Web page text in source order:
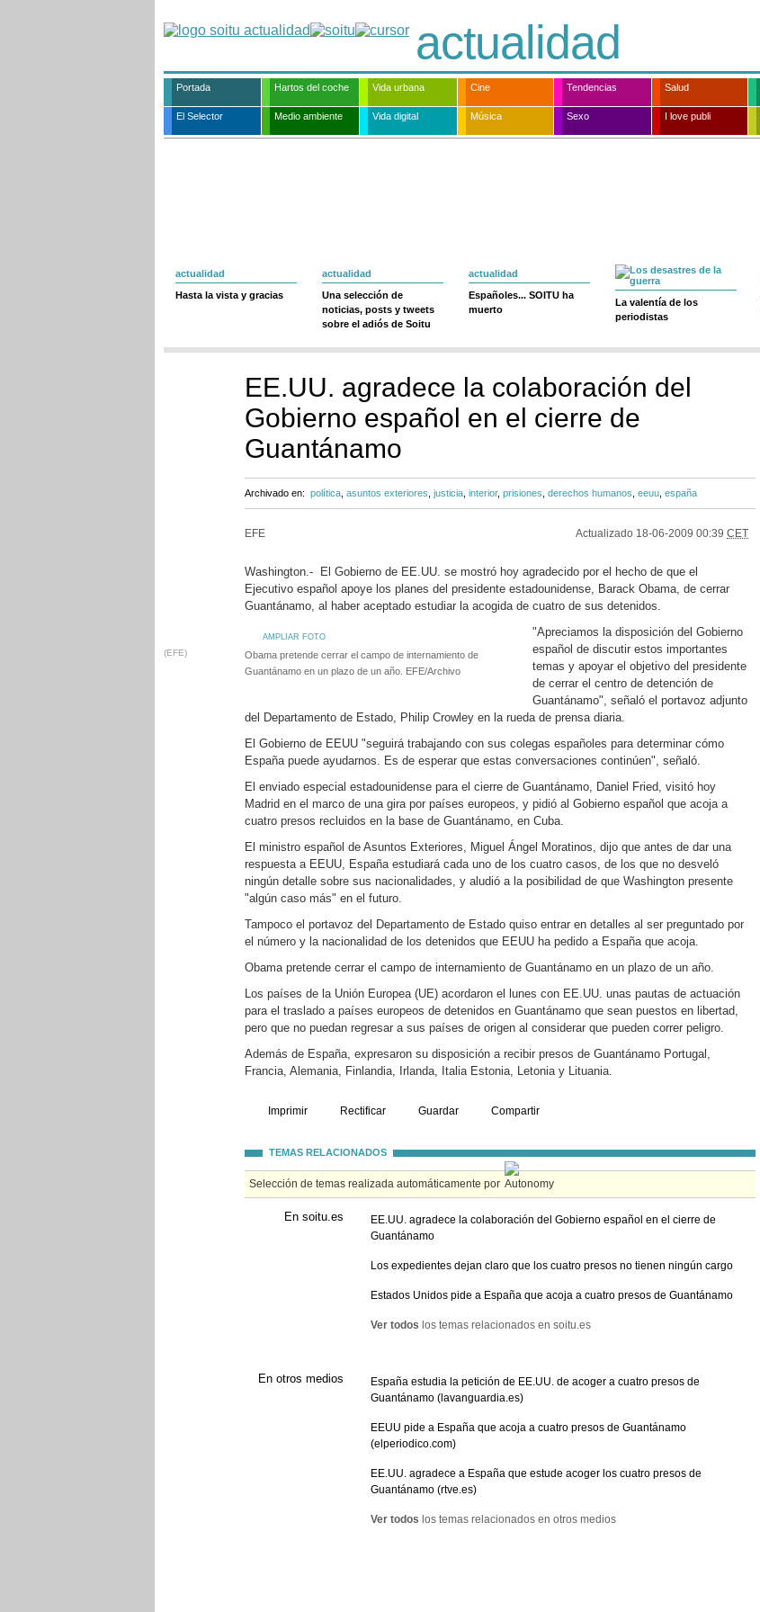
actualidad
Portada Hartos del coche Vida urbana Cine Tendencias Salud
El Selector Medio ambiente Vida digital Música Sexo I love publi
actualidad
Hasta la vista y gracias
actualidad
Una selección de
noticias, posts y tweets
sobre el adiós de Soitu
actualidad
Españoles... SOITU ha
muerto
La valentía de los
periodistas
EE.UU. agradece la colaboración del
Gobierno español en el cierre de
Guantánamo
Archivado en: política asuntos exteriores justicia interior, prisiones derechos humanos eeuu españa
EFE Actualizado 18-06-2009 00:39 CET
Washington.- El Gobierno de EE.UU. se mostró hoy agradecido por el hecho de que el
Ejecutivo español apoye los planes del presidente estadounidense, Barack Obama, de cerrar
Guantánamo, al haber aceptado estudiar la acogida de cuatro de sus detenidos.
AMPLIAR FOTO
(EFE)
Obama pretende cerrar el campo de internamiento de
Guantánamo en un plazo de un año. EFE/Archivo
"Apreciamos la disposición del Gobierno
español de discutir estos importantes
temas y apoyar el objetivo del presidente
de cerrar el centro de detención de
Guantánamo", señaló el portavoz adjunto
del Departamento de Estado, Philip Crowley en la rueda de prensa diaria.
El Gobierno de EEUU "seguirá trabajando con sus colegas españoles para determinar cómo
España puede ayudarnos. Es de esperar que estas conversaciones continúen", señaló.
El enviado especial estadounidense para el cierre de Guantánamo, Daniel Fried, visitó hoy
Madrid en el marco de una gira por países europeos, y pidió al Gobierno español que acoja a
cuatro presos recluidos en la base de Guantánamo, en Cuba.
El ministro español de Asuntos Exteriores, Miguel Ángel Moratinos, dijo que antes de dar una
respuesta a EEUU, España estudiará cada uno de los cuatro casos, de los que no desveló
ningún detalle sobre sus nacionalidades, y aludió a la posibilidad de que Washington presente
"algún caso más" en el futuro.
Tampoco el portavoz del Departamento de Estado quiso entrar en detalles al ser preguntado por
el número y la nacionalidad de los detenidos que EEUU ha pedido a España que acoja.
Obama pretende cerrar el campo de internamiento de Guantánamo en un plazo de un año.
Los países de la Unión Europea (UE) acordaron el lunes con EE.UU. unas pautas de actuación
para el traslado a países europeos de detenidos en Guantánamo que sean puestos en libertad,
pero que no puedan regresar a sus países de origen al considerar que pueden correr peligro.
Además de España, expresaron su disposición a recibir presos de Guantánamo Portugal,
Francia, Alemania, Finlandia, Irlanda, Italia Estonia, Letonia y Lituania.
Imprimir Rectificar Guardar Compartir
TEMAS RELACIONADOS
Selección de temas realizada automáticamente por
En soitu.es
EE.UU. agradece la colaboración del Gobierno español en el cierre de
Guantánamo
Los expedientes dejan claro que los cuatro presos no tienen ningún cargo
Estados Unidos pide a España que acoja a cuatro presos de Guantánamo
Ver todos los temas relacionados en soitu.es
En otros medios
España estudia la petición de EE.UU. de acoger a cuatro presos de
Guantánamo (lavanguardia.es)
EEUU pide a España que acoja a cuatro presos de Guantánamo
(elperiodico.com)
EE.UU. agradece a España que estude acoger los cuatro presos de
Guantánamo (rtve.es)
Ver todos los temas relacionados en otros medios